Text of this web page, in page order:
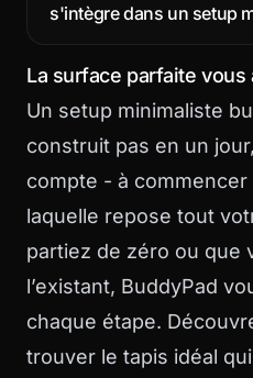
s'intègre dans un setup
La surface parfaite vous
Un setup minimaliste
construit pas en un
compte - à
laquelle repose tout
partiez de zéro ou que
l’existant, BuddyPad
chaque étape.
trouver le tapis idéal